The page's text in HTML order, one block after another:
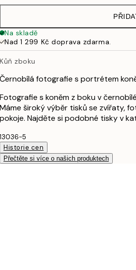
Na skladě
Nad 1 299 Kč doprava zdarma.
Kůň zboku
Černobílá fotografie s portrétem
Fotografie s koněm z boku v
Máme široký výběr tisků se zvířaty,
pokoje. Najděte si podobné tisky v
13036-5
Historie cen
Přečtěte si více o našich produktech